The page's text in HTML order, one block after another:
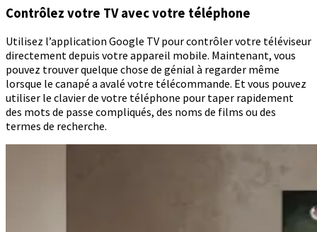
Contrôlez votre TV avec votre téléphone
Utilisez l’application Google TV pour contrôler votre téléviseur
directement depuis votre appareil mobile. Maintenant, vous
pouvez trouver quelque chose de génial à regarder même
lorsque le canapé a avalé votre télécommande. Et vous pouvez
utiliser le clavier de votre téléphone pour taper rapidement
des mots de passe compliqués, des noms de films ou des
termes de recherche.